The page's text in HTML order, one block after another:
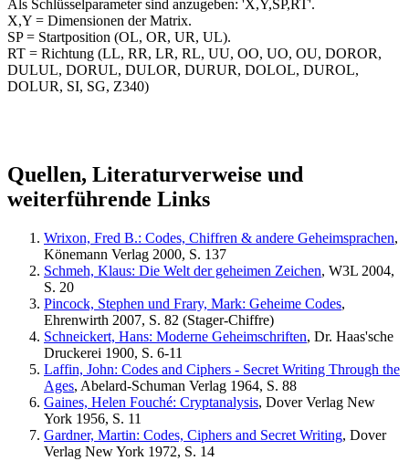
Als Schlüsselparameter sind anzugeben: 'X,Y,SP,RT'.
X,Y = Dimensionen der Matrix.
SP = Startposition (OL, OR, UR, UL).
RT = Richtung (LL, RR, LR, RL, UU, OO, UO, OU, DOROR,
DULUL, DORUL, DULOR, DURUR, DOLOL, DUROL,
DOLUR, SI, SG, Z340)
Quellen, Literaturverweise und
weiterführende Links
Wrixon, Fred B.: Codes, Chiffren & andere Geheimsprachen,
Könemann Verlag 2000, S. 137
Schmeh, Klaus: Die Welt der geheimen Zeichen, W3L 2004,
S. 20
Pincock, Stephen und Frary, Mark: Geheime Codes,
Ehrenwirth 2007, S. 82 (Stager-Chiffre)
Schneickert, Hans: Moderne Geheimschriften, Dr. Haas'sche
Druckerei 1900, S. 6-11
Laffin, John: Codes and Ciphers - Secret Writing Through the
Ages, Abelard-Schuman Verlag 1964, S. 88
Gaines, Helen Fouché: Cryptanalysis, Dover Verlag New
York 1956, S. 11
Gardner, Martin: Codes, Ciphers and Secret Writing, Dover
Verlag New York 1972, S. 14